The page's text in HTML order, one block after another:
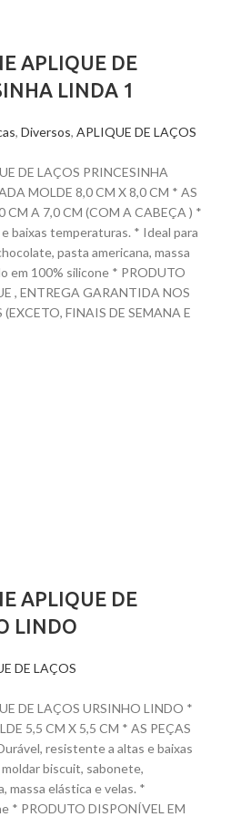
APLIQUE DE
LINDA 1
, Diversos, APLIQUE DE LAÇOS
DE LAÇOS PRINCESINHA
MOLDE 8,0 CM X 8,0 CM * AS
CM A 7,0 CM (COM A CABEÇA ) *
baixas temperaturas. * Ideal para
pasta americana, massa
em 100% silicone * PRODUTO
, ENTREGA GARANTIDA NOS
FINAIS DE SEMANA E
APLIQUE DE
LINDO
DE LAÇOS
DE LAÇOS URSINHO LINDO *
5,5 CM X 5,5 CM * AS PEÇAS
resistente a altas e baixas
biscuit, sabonete,
massa elástica e velas. *
* PRODUTO DISPONÍVEL EM